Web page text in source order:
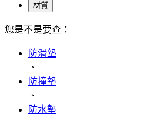
材質
您是不是要查：
防滑墊
、
防撞墊
、
防水墊